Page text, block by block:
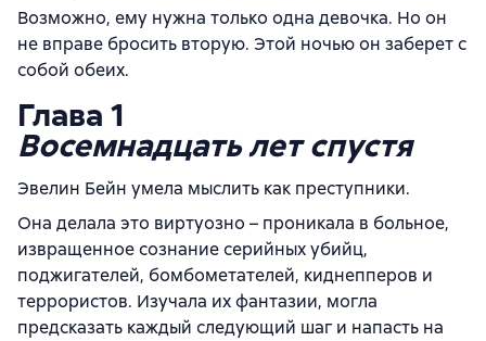
Возможно, ему нужна только одна девочка. Но он
не вправе бросить вторую. Этой ночью он заберет с
собой обеих.
Глава 1
Восемнадцать лет спустя
Эвелин Бейн умела мыслить как преступники.
Она делала это виртуозно – проникала в больное,
извращенное сознание серийных убийц,
поджигателей, бомбометателей, киднепперов и
террористов. Изучала их фантазии, могла
предсказать каждый следующий шаг и напасть на